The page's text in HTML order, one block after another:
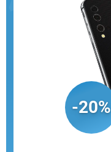
-20%